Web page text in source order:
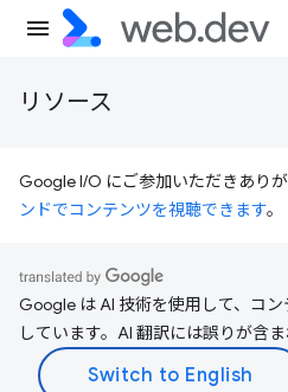
リソース
Google I/O にご参加いただきありが
ンドでコンテンツを視聴できます。
Google は AI 技術を使用して、コ
しています。AI 翻訳には誤りが含ま